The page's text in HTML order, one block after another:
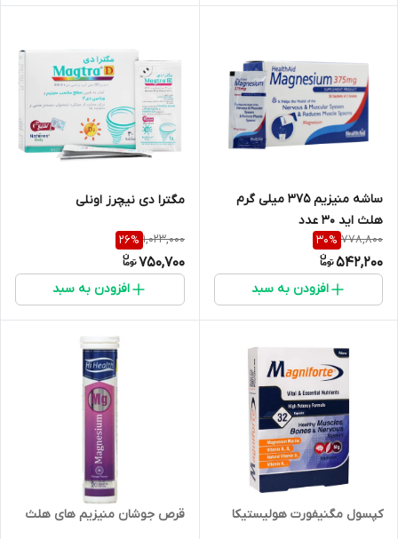
ساشه منیزیم 375 میلی گرم
هلث اید 30 عدد
778,800
30%
542,200
افزودن به سبد
مگترا دی نیچرز اونلی
1,023,000
26%
750,700
افزودن به سبد
کپسول مگنیفورت هولیستیکا قرص جوشان منیزیم های هلث